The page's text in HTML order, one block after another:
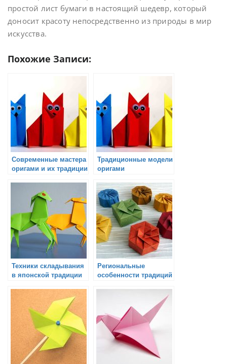
простой лист бумаги в настоящий шедевр, который
доносит красоту непосредственно из природы в мир
искусства.
Похожие Записи:
Современные мастера
оригами и их традиции
Традиционные модели
оригами
Техники складывания
в японской традиции
Региональные
особенности традиций